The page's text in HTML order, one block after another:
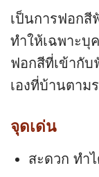
เป็นการฟอก
ทำให้เฉพาะบุ
ฟอกสีที่เข้ากั
เองที่บ้านตาม
จุดเด่น
สะดวก ทำ